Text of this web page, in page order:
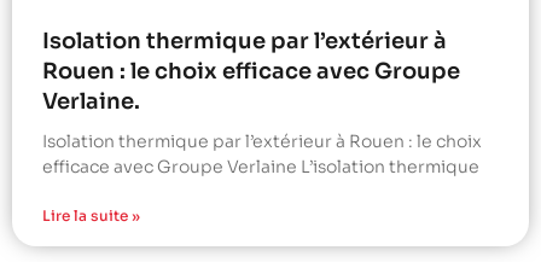
Isolation thermique par l’extérieur à
Rouen : le choix efficace avec Groupe
Verlaine.
Isolation thermique par l’extérieur à Rouen : le choix
efficace avec Groupe Verlaine L’isolation thermique
Lire la suite »